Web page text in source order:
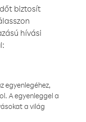
biztosít
hívási
egyenlegéhez,
A egyenleggel a
a világ